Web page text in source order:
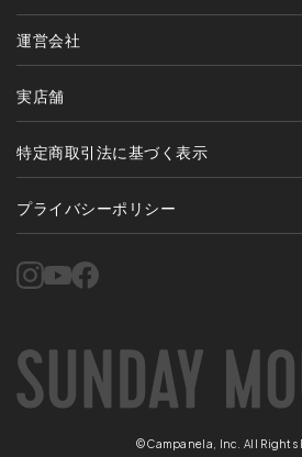
運営会社
実店舗
特定商取引法に基づく表示
プライバシーポリシー
©Campanela, Inc. All Rights